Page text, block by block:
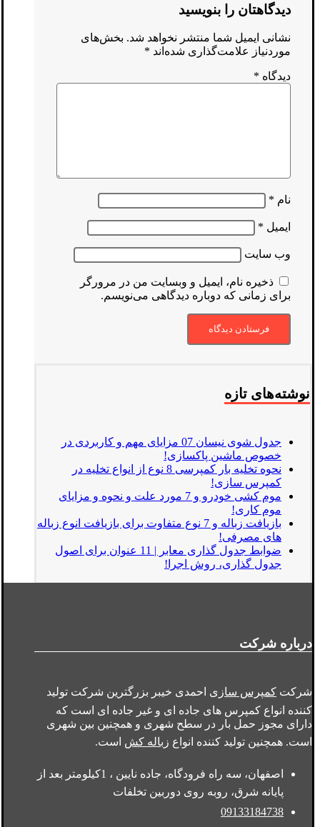
دیدگاهتان را بنویسید
نشانی ایمیل شما منتشر نخواهد شد. بخش‌های
موردنیاز علامت‌گذاری شده‌اند *
دیدگاه *
نام *
ایمیل *
وب‌ سایت
ذخیره نام، ایمیل و وبسایت من در مرورگر
برای زمانی که دوباره دیدگاهی می‌نویسم.
نوشته‌های تازه
جدول شوی نیسان 07 مزایای مهم و کاربردی در
خصوص ماشین پاکسازی!
نحوه تخلیه بار کمپرسی 8 نوع از انواع تخلیه در
کمپرس سازی!
موم کشی خودرو و 7 مورد علت و نحوه و مزایای
موم کاری!
بازیافت زباله و 7 نوع متفاوت برای بازیافت انوع زباله
های مصرفی!
ضوابط جدول گذاری معابر | 11 عنوان برای اصول
جدول گذاری، روش اجرا!
درباره شرکت
شرکت کمپرس سازی احمدی خیبر بزرگترین شرکت تولید
کننده انواع کمپرس های جاده ای و غیر جاده ای است که
دارای مجوز حمل بار در سطح شهری و همچنین بین شهری
است. همچنین تولید کننده انواع زباله کش است.
اصفهان، سه راه فرودگاه، جاده نایین ، 1کیلومتر بعد از
پایانه شرق، روبه روی دوربین تخلفات
09133184738